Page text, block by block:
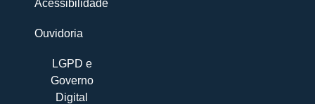
Acessibilidade
Ouvidoria
LGPD e
Governo
Digital